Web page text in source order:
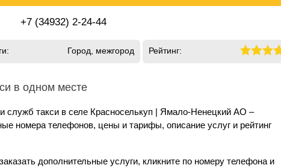
+7 (34932) 2-24-44
Город, межгород Рейтинг:
в одном месте
служб такси в селе Красноселькуп | Ямало-Ненецкий АО –
номера телефонов, цены и тарифы, описание услуг и рейтинг
дополнительные услуги, кликните по номеру телефона и